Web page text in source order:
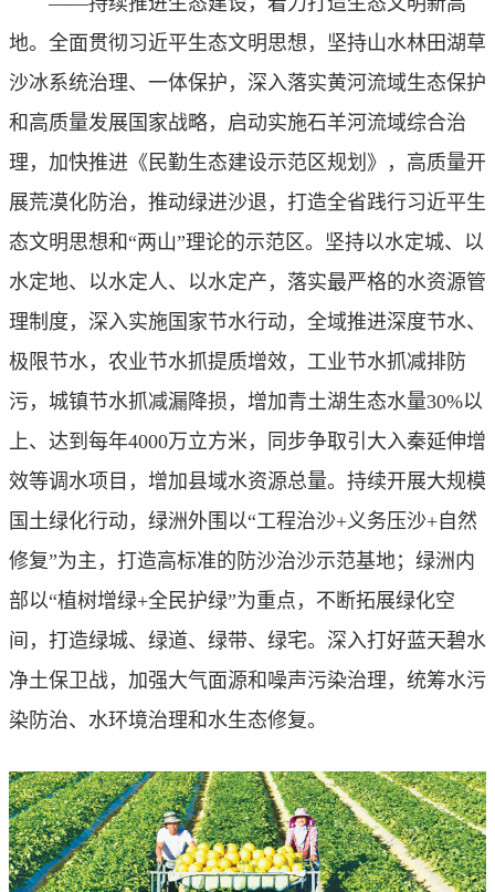
地。全面贯彻习近平生态文明思想，坚持山水林田湖草
沙冰系统治理、一体保护，深入落实黄河流域生态保护
和高质量发展国家战略，启动实施石羊河流域综合治
理，加快推进《民勤生态建设示范区规划》，高质量开
展荒漠化防治，推动绿进沙退，打造全省践行习近平生
态文明思想和“两山”理论的示范区。坚持以水定城、以
水定地、以水定人、以水定产，落实最严格的水资源管
理制度，深入实施国家节水行动，全域推进深度节水、
极限节水，农业节水抓提质增效，工业节水抓减排防
污，城镇节水抓减漏降损，增加青土湖生态水量30%以
上、达到每年4000万立方米，同步争取引大入秦延伸增
效等调水项目，增加县域水资源总量。持续开展大规模
国土绿化行动，绿洲外围以“工程治沙+义务压沙+自然
修复”为主，打造高标准的防沙治沙示范基地；绿洲内
部以“植树增绿+全民护绿”为重点，不断拓展绿化空
间，打造绿城、绿道、绿带、绿宅。深入打好蓝天碧水
净土保卫战，加强大气面源和噪声污染治理，统筹水污
染防治、水环境治理和水生态修复。